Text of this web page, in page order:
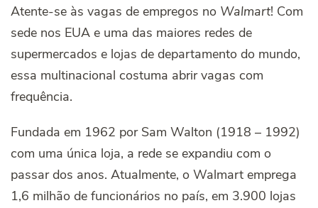
Atente-se às vagas de empregos no Walmart! Com
sede nos EUA e uma das maiores redes de
supermercados e lojas de departamento do mundo,
essa multinacional costuma abrir vagas com
frequência.
Fundada em 1962 por Sam Walton (1918 – 1992)
com uma única loja, a rede se expandiu com o
passar dos anos. Atualmente, o Walmart emprega
1,6 milhão de funcionários no país, em 3.900 lojas